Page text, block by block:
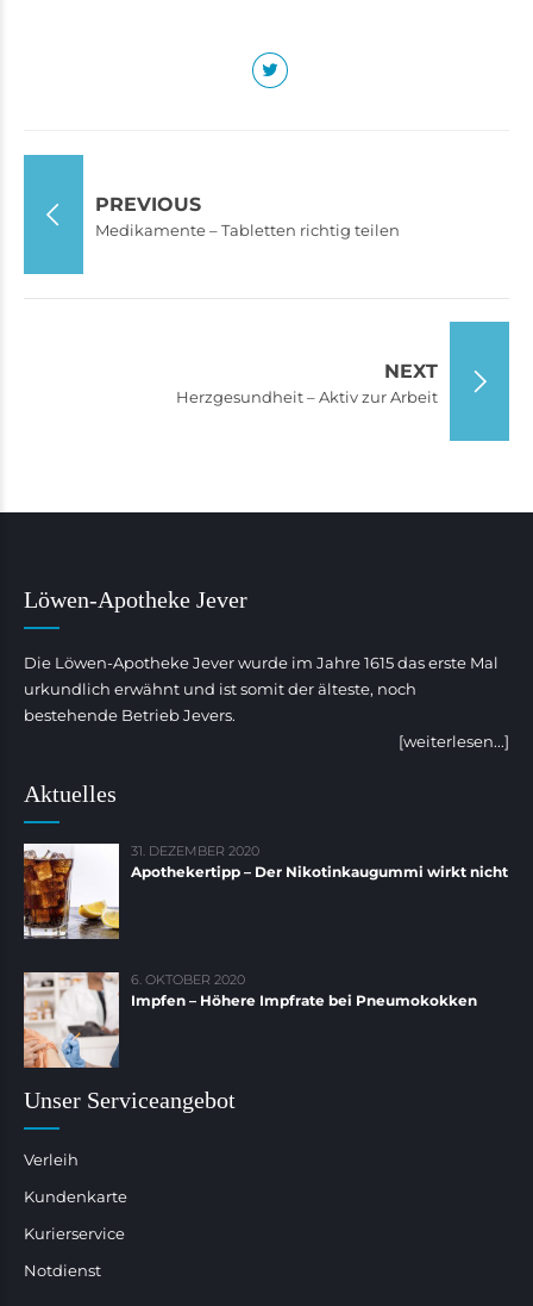
PREVIOUS
Medikamente – Tabletten richtig teilen
NEXT
Herzgesundheit – Aktiv zur Arbeit
Löwen-Apotheke Jever
Die Löwen-Apotheke Jever wurde im Jahre 1615 das erste Mal
urkundlich erwähnt und ist somit der älteste, noch
bestehende Betrieb Jevers.
[weiterlesen...]
Aktuelles
31. DEZEMBER 2020
Apothekertipp – Der Nikotinkaugummi wirkt nicht
6. OKTOBER 2020
Impfen – Höhere Impfrate bei Pneumokokken
Unser Serviceangebot
Verleih
Kundenkarte
Kurierservice
Notdienst